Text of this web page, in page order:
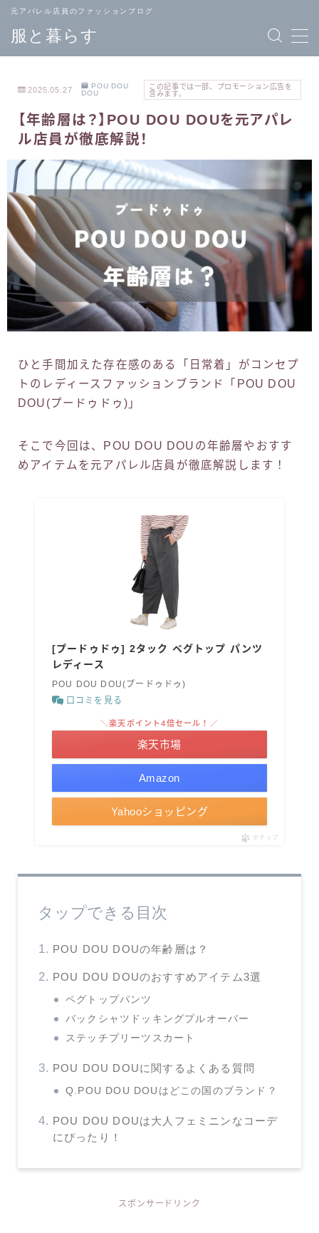
服と暮らす
元アパレル店員のファッションブログ
TOPページ
へ戻る
ブランド
メンズ
ファッション
バッグ ジュエリー
2025.05.27
POU DOU
DOU
この記事では一部、プロモーション広告を
含みます。
【年齢層は？】POU DOU DOUを元アパレ
ル店員が徹底解説！
ひと手間加えた存在感のある「日常着」がコンセプ
トのレディースファッションブランド「POU DOU
DOU(プードゥドゥ)」
そこで今回は、POU DOU DOUの年齢層やおすす
めアイテムを元アパレル店員が徹底解説します！
[プードゥドゥ] 2タック ペグトップ パンツ
レディース
POU DOU DOU(プードゥドゥ)
口コミを見る
Amazon
＼楽天ポイント4倍セール！／
楽天市場
Yahooショッピング
ポチップ
タップできる目次
POU DOU DOUの年齢層は？
POU DOU DOUのおすすめアイテム3選
ペグトップパンツ
バックシャツドッキングプルオーバー
ステッチプリーツスカート
POU DOU DOUに関するよくある質問
Q.POU DOU DOUはどこの国のブランド？
POU DOU DOUは大人フェミニンなコーデ
にぴったり！
スポンサードリンク